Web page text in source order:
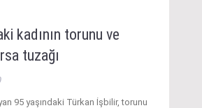
kadının torunu ve
tuzağı
95 yaşındaki Türkan İşbilir, torunu